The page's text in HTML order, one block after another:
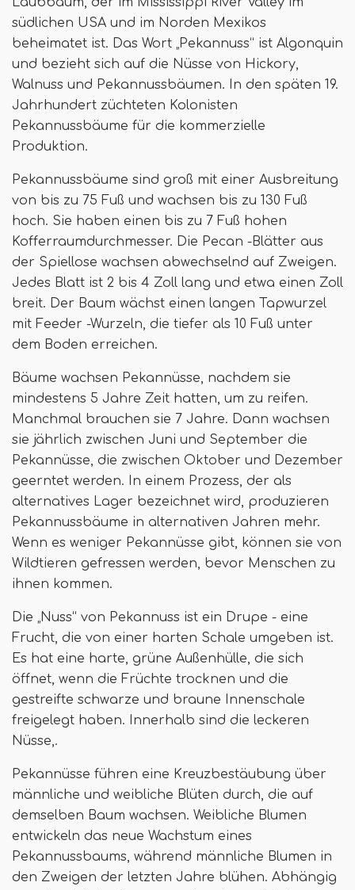
südlichen USA und im Norden Mexikos
beheimatet ist. Das Wort „Pekannuss“ ist Algonquin
und bezieht sich auf die Nüsse von Hickory,
Walnuss und Pekannussbäumen. In den späten 19.
Jahrhundert züchteten Kolonisten
Pekannussbäume für die kommerzielle
Produktion.
Pekannussbäume sind groß mit einer Ausbreitung
von bis zu 75 Fuß und wachsen bis zu 130 Fuß
hoch. Sie haben einen bis zu 7 Fuß hohen
Kofferraumdurchmesser. Die Pecan -Blätter aus
der Spiellose wachsen abwechselnd auf Zweigen.
Jedes Blatt ist 2 bis 4 Zoll lang und etwa einen Zoll
breit. Der Baum wächst einen langen Tapwurzel
mit Feeder -Wurzeln, die tiefer als 10 Fuß unter
dem Boden erreichen.
Bäume wachsen Pekannüsse, nachdem sie
mindestens 5 Jahre Zeit hatten, um zu reifen.
Manchmal brauchen sie 7 Jahre. Dann wachsen
sie jährlich zwischen Juni und September die
Pekannüsse, die zwischen Oktober und Dezember
geerntet werden. In einem Prozess, der als
alternatives Lager bezeichnet wird, produzieren
Pekannussbäume in alternativen Jahren mehr.
Wenn es weniger Pekannüsse gibt, können sie von
Wildtieren gefressen werden, bevor Menschen zu
ihnen kommen.
Die „Nuss“ von Pekannuss ist ein Drupe - eine
Frucht, die von einer harten Schale umgeben ist.
Es hat eine harte, grüne Außenhülle, die sich
öffnet, wenn die Früchte trocknen und die
gestreifte schwarze und braune Innenschale
freigelegt haben. Innerhalb sind die leckeren
Nüsse,.
Pekannüsse führen eine Kreuzbestäubung über
männliche und weibliche Blüten durch, die auf
demselben Baum wachsen. Weibliche Blumen
entwickeln das neue Wachstum eines
Pekannussbaums, während männliche Blumen in
den Zweigen der letzten Jahre blühen. Abhängig